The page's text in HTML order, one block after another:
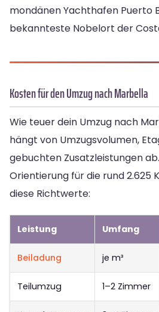
mondänen Yachthafen Puerto
bekannteste Nobelort der
Kosten für den Umzug nach Marbella
Wie teuer dein Umzug nach
hängt von Umzugsvolumen,
gebuchten Zusatzleistungen
Orientierung für die rund 2.625
diese Richtwerte:
Leistung Umfang
Beiladung je m³
Teilumzug 1–2 Zimmer